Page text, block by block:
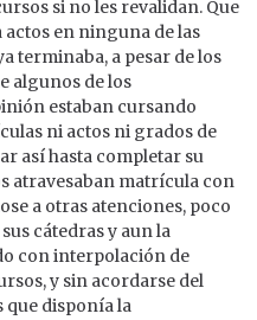
si no les revalidan. Que
actos en ninguna de las
terminaba, a pesar de los
algunos de los
estaban cursando
ni actos ni grados de
así hasta completar su
atravesaban matrícula con
a otras atenciones, poco
cátedras y aun la
con interpolación de
y sin acordarse del
que disponía la